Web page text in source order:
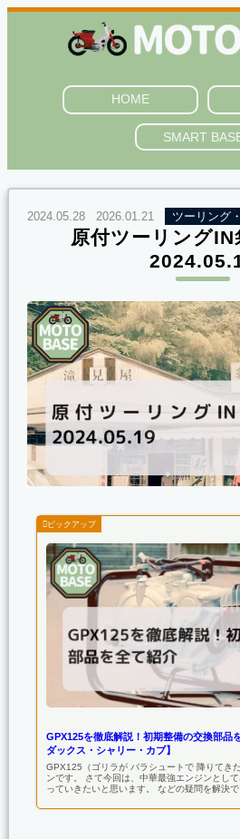
HOME
SMART
2024.05.28 2026.01.21 ツーリング
原付ツーリングIN
GPX125を徹底解説！初期整備の交換部品
ダックス・シャリー・カブ】
GPX125（ゴリラが パラシュートで 降りてき
ンです。 さて今回は、中華最強エンジンとし
っていきたいと思います。 などの疑問を解決